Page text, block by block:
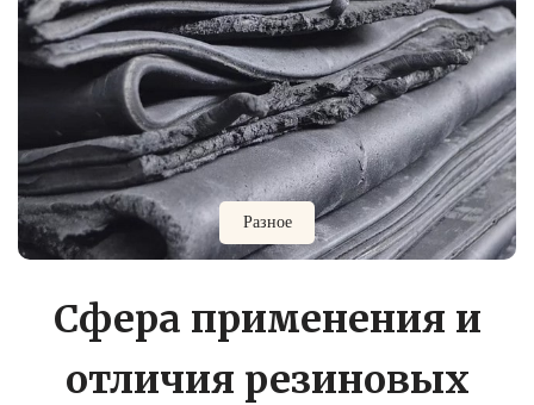
Разное
Сфера применения и
отличия резиновых